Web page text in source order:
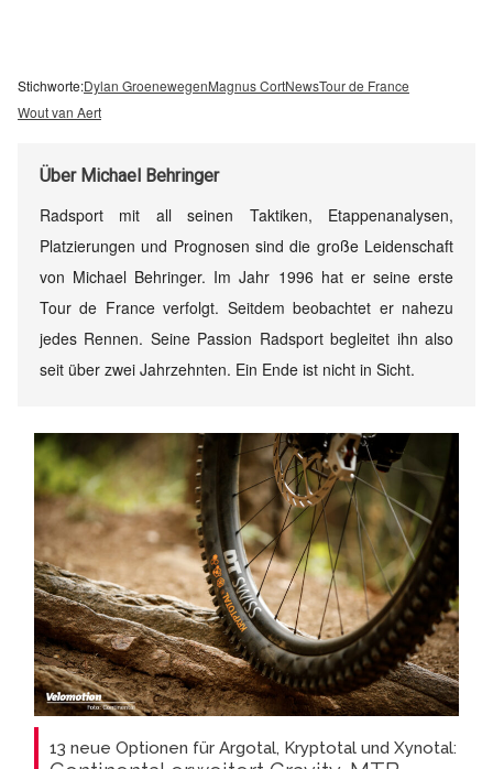
Stichworte:Dylan GroenewegenMagnus CortNewsTour de France
Wout van Aert
Über Michael Behringer
Radsport mit all seinen Taktiken, Etappenanalysen,
Platzierungen und Prognosen sind die große Leidenschaft
von Michael Behringer. Im Jahr 1996 hat er seine erste
Tour de France verfolgt. Seitdem beobachtet er nahezu
jedes Rennen. Seine Passion Radsport begleitet ihn also
seit über zwei Jahrzehnten. Ein Ende ist nicht in Sicht.
13 neue Optionen für Argotal, Kryptotal und Xynotal: